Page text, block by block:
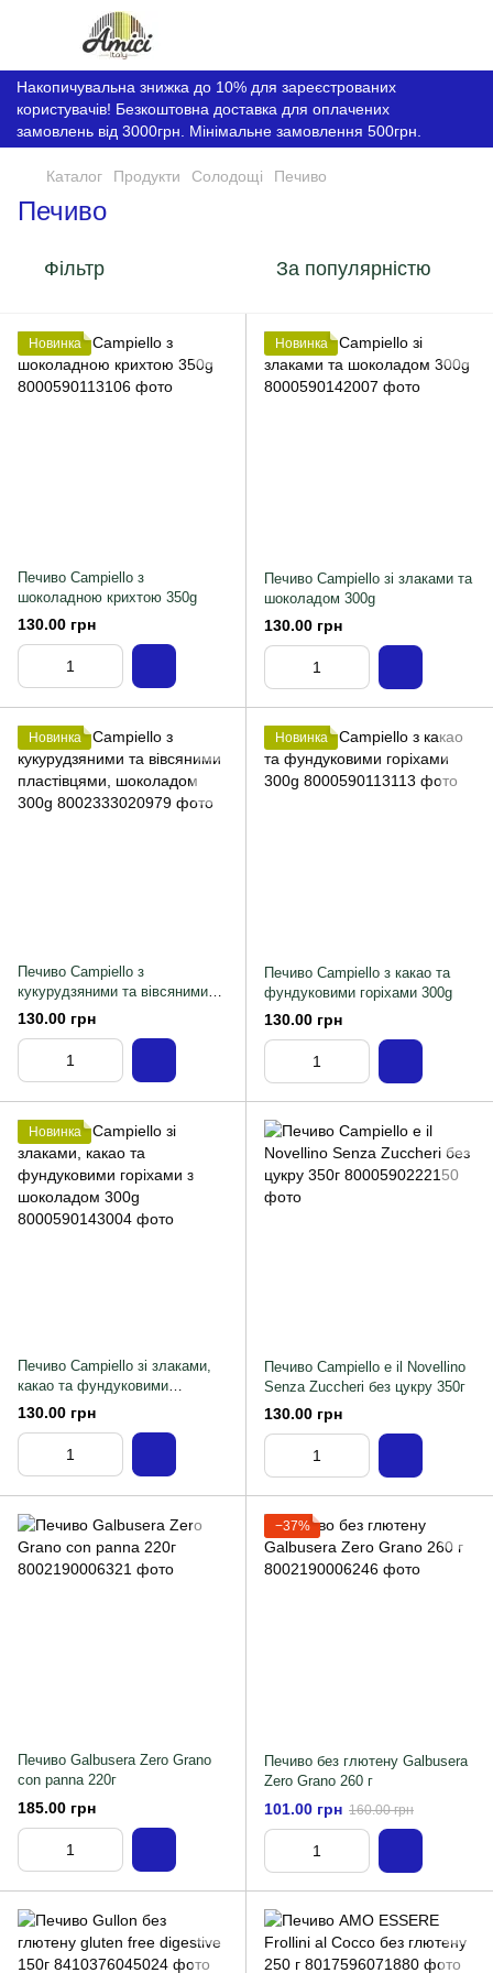
Накопичувальна знижка до 10% для зареєстрованих
користувачів! Безкоштовна доставка для оплачених
замовлень від 3000грн. Мінімальне замовлення 500грн.
Каталог Продукти Солодощі Печиво
Печиво
Фільтр За популярністю
Новинка
Печиво Campiello з
шоколадною крихтою 350g
130.00 грн
Новинка
Печиво Campiello зі злаками та
шоколадом 300g
130.00 грн
Новинка
Печиво Campiello з
кукурудзяними та вівсяними
пластівцями, шоколадом 300g
130.00 грн
Новинка
Печиво Campiello з какао та
фундуковими горіхами 300g
130.00 грн
Новинка
Печиво Campiello зі злаками,
какао та фундуковими
горіхами з шоколадом 300g
130.00 грн
Печиво Campiello e il Novellino
Senza Zuccheri без цукру 350г
130.00 грн
Печиво Galbusera Zero Grano
con panna 220г
185.00 грн
−37%
Печиво без глютену Galbusera
Zero Grano 260 г
101.00 грн 160.00 грн